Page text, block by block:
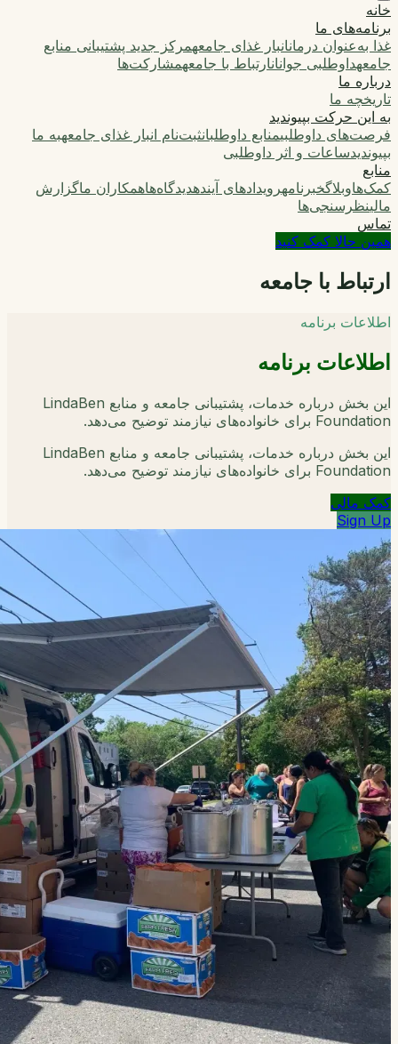
خانه
برنامه‌های ما
غذا به‌عنوان درمانانبار غذای جامعهمرکز جدید پشتیبانی منابع
جامعهداوطلبی جوانانارتباط با جامعهمشارکت‌ها
درباره ما
تاریخچه ما
به این حرکت بپیوندید
فرصت‌های داوطلبیمنابع داوطلبانثبت‌نام انبار غذای جامعهبه ما
بپیوندیدساعات و اثر داوطلبی
منابع
کمک‌هاوبلاگخبرنامهرویدادهای آیندهدیدگاه‌هاهمکاران ماگزارش
مالینظرسنجی‌ها
تماس
همین حالا کمک کنید
ارتباط با جامعه
اطلاعات برنامه
اطلاعات برنامه
این بخش درباره خدمات، پشتیبانی جامعه و منابع LindaBen
Foundation برای خانواده‌های نیازمند توضیح می‌دهد.
این بخش درباره خدمات، پشتیبانی جامعه و منابع LindaBen
Foundation برای خانواده‌های نیازمند توضیح می‌دهد.
کمک مالی
Sign Up